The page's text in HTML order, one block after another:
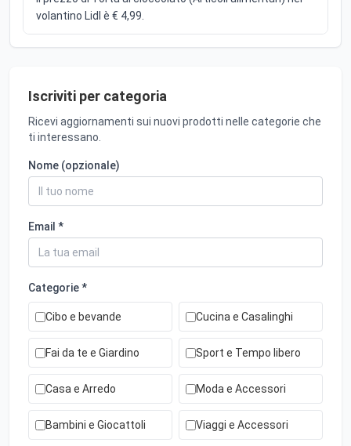
volantino Lidl è € 4,99.
Iscriviti per categoria
Ricevi aggiornamenti sui nuovi prodotti nelle categorie che
ti interessano.
Nome (opzionale)
Email *
Categorie *
Cibo e bevande Cucina e Casalinghi
Fai da te e Giardino Sport e Tempo libero
Casa e Arredo Moda e Accessori
Bambini e Giocattoli Viaggi e Accessori